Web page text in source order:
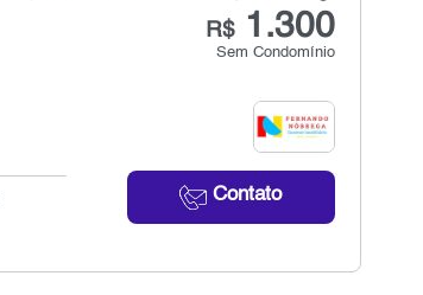
R$1.300
Sem Condomínio
Contato